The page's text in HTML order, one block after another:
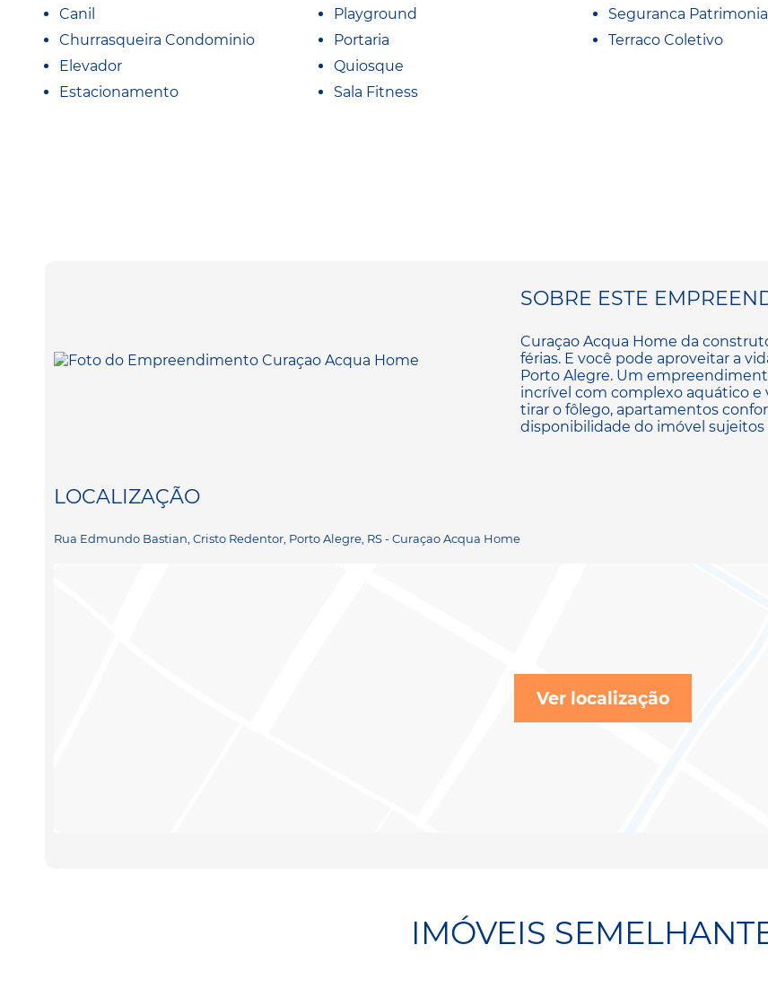
Canil
Churrasqueira Condominio
Elevador
Estacionamento
Playground
Portaria
Quiosque
Sala Fitness
Seguranca Patrimonial
Terraco Coletivo
SOBRE ESTE
Curaçao Acqua Home da
férias. E você pode aproveitar a
Porto Alegre. Um
incrível com complexo aquático e
tirar o fôlego, apartamentos
disponibilidade do imóvel sujeitos
LOCALIZAÇÃO
Rua Edmundo Bastian, Cristo Redentor, Porto Alegre, RS - Curaçao Acqua Home
Ver localização
IMÓVEIS